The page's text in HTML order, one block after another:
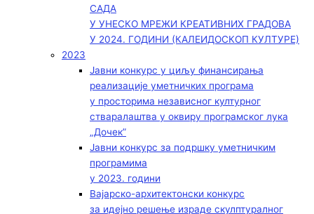
САДА
У УНЕСКО МРЕЖИ КРЕАТИВНИХ ГРАДОВА
У 2024. ГОДИНИ (КАЛЕИДОСКОП КУЛТУРЕ)
2023
Јавни конкурс у циљу финансирања
реализације уметничких програма
у просторима независног културног
стваралаштва у оквиру програмског лука
„Дочек”
Јавни конкурс за подршку уметничким
програмима
у 2023. години
Вајарско-архитектонски конкурс
за идејно решење израде скулптуралног